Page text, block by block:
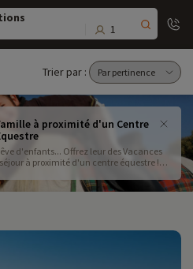
1
Trier par :
à proximité d'un Centre
d'enfants... Offrez leur des Vacances
à proximité d'un centre équestre !
où vous pouvez faire d'agréables
peuvent faire des stages d'équitation !
jusqu'au stage compétition, réservez
un Centre Équestre en Normandie,
Camargue ou encore dans le Gers !